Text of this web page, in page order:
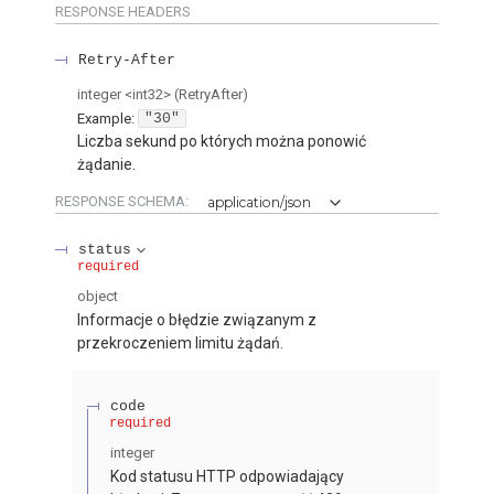
RESPONSE HEADERS
Retry-After
integer <int32> (RetryAfter)
Example:
"30"
Liczba sekund po których można ponowić
żądanie.
RESPONSE SCHEMA: application/json
status
required
object
Informacje o błędzie związanym z
przekroczeniem limitu żądań.
code
required
integer
Kod statusu HTTP odpowiadający